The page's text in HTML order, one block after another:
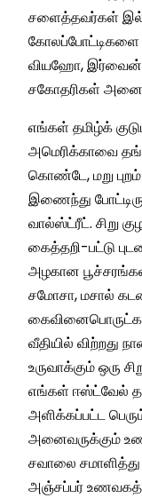
சளைத்தவர்கள்
கோலப்போட்டிகளை
வியஹோ, இர்வைன்,
சகோதரிகள்
எங்கள் தமிழ்க்
அமெரிக்காவை
கொண்டே, மறு
இணைந்து
வால்ஸ்ட்ரீட். சிறு
கைத்தறி-பட்டு
அழகான
சமோசா, மசால்
வீதியில்
உருவாக்கும் ஒரு
எங்கள் ஈஸ்ட்வேல்
அளிக்கப்பட்ட
அனைவருக்கும்
சவாலை
அஞ்சப்பர்